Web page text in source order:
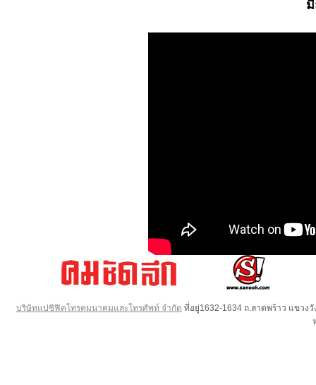
บริษัทแปซิฟิคโทรคมนาคมและโทรศัพท์ จำกัด ที่อยู่1632-1634 ถ.ลาดพร้าว แขวง